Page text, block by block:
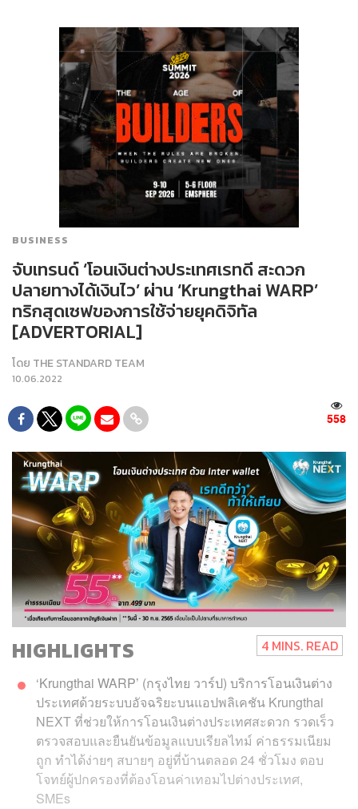
BUSINESS
จับเทรนด์ ‘โอนเงินต่างประเทศเรทดี สะดวก
ปลายทางได้เงินไว’ ผ่าน ‘Krungthai WARP’
ทริกสุดเซฟของการใช้จ่ายยุคดิจิทัล
[ADVERTORIAL]
โดย THE STANDARD TEAM
10.06.2022
558
HIGHLIGHTS 4 MINS. READ
‘Krungthai WARP’ (กรุงไทย วาร์ป) บริการโอนเงินต่าง
ประเทศด้วยระบบอัจฉริยะบนแอปพลิเคชัน Krungthai
NEXT ที่ช่วยให้การโอนเงินต่างประเทศสะดวก รวดเร็ว
ตรวจสอบและยืนยันข้อมูลแบบเรียลไทม์ ค่าธรรมเนียม
ถูก ทำได้ง่ายๆ สบายๆ อยู่ที่บ้านตลอด 24 ชั่วโมง ตอบ
โจทย์ผู้ปกครองที่ต้องโอนค่าเทอมไปต่างประเทศ,
SMEs